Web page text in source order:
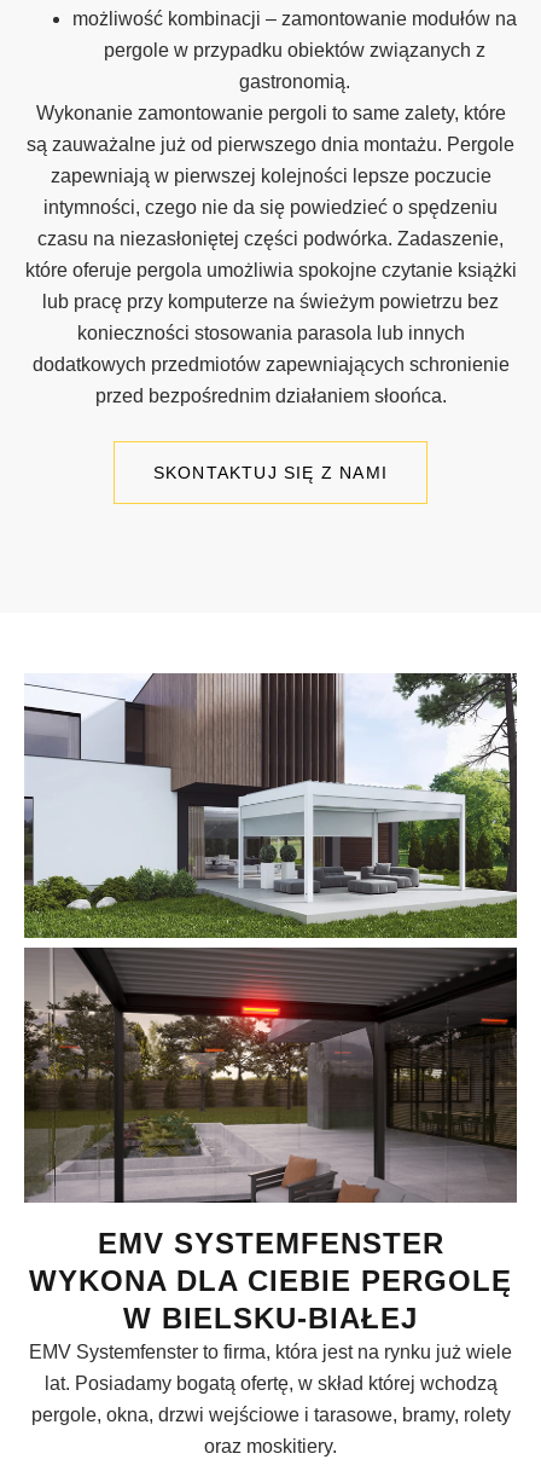
możliwość kombinacji – zamontowanie modułów na
pergole w przypadku obiektów związanych z
gastronomią.
Wykonanie zamontowanie pergoli to same zalety, które
są zauważalne już od pierwszego dnia montażu. Pergole
zapewniają w pierwszej kolejności lepsze poczucie
intymności, czego nie da się powiedzieć o spędzeniu
czasu na niezasłoniętej części podwórka. Zadaszenie,
które oferuje pergola umożliwia spokojne czytanie książki
lub pracę przy komputerze na świeżym powietrzu bez
konieczności stosowania parasola lub innych
dodatkowych przedmiotów zapewniających schronienie
przed bezpośrednim działaniem słoońca.
SKONTAKTUJ SIĘ Z NAMI
EMV SYSTEMFENSTER
WYKONA DLA CIEBIE PERGOLĘ
W BIELSKU-BIAŁEJ
EMV Systemfenster to firma, która jest na rynku już wiele
lat. Posiadamy bogatą ofertę, w skład której wchodzą
pergole, okna, drzwi wejściowe i tarasowe, bramy, rolety
oraz moskitiery.